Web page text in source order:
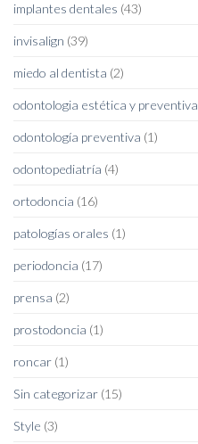
implantes dentales (43)
invisalign (39)
miedo al dentista (2)
odontologia estética y preventiva
odontología preventiva (1)
odontopediatría (4)
ortodoncia (16)
patologías orales (1)
periodoncia (17)
prensa (2)
prostodoncia (1)
roncar (1)
Sin categorizar (15)
Style (3)